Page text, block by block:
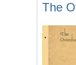
The